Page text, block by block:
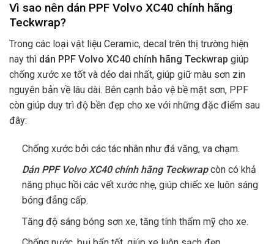
Vì sao nên dán PPF Volvo XC40 chính hãng
Teckwrap?
Trong các loại vật liệu Ceramic, decal trên thị trường hiện
nay thì dán PPF Volvo XC40 chính hãng Teckwrap giúp
chống xước xe tốt và dẻo dai nhất, giúp giữ màu sơn zin
nguyên bản về lâu dài. Bên cạnh bảo vệ bề mặt sơn, PPF
còn giúp duy trì độ bền đẹp cho xe với những đặc điểm sau
đây:
Chống xước bởi các tác nhân như đá văng, va chạm.
Dán PPF Volvo XC40 chính hãng Teckwrapcòn có khả
năng phục hồi các vết xước nhẹ, giúp chiếc xe luôn sáng
bóng đẳng cấp.
Tăng độ sáng bóng sơn xe, tăng tính thẩm mỹ cho xe.